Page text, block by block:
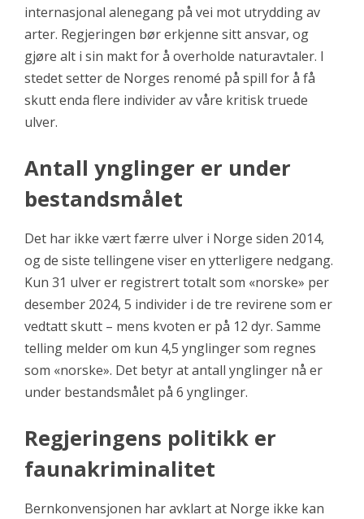
internasjonal alenegang på vei mot utrydding av
arter. Regjeringen bør erkjenne sitt ansvar, og
gjøre alt i sin makt for å overholde naturavtaler. I
stedet setter de Norges renomé på spill for å få
skutt enda flere individer av våre kritisk truede
ulver.
Antall ynglinger er under
bestandsmålet
Det har ikke vært færre ulver i Norge siden 2014,
og de siste tellingene viser en ytterligere nedgang.
Kun 31 ulver er registrert totalt som «norske» per
desember 2024, 5 individer i de tre revirene som er
vedtatt skutt – mens kvoten er på 12 dyr. Samme
telling melder om kun 4,5 ynglinger som regnes
som «norske». Det betyr at antall ynglinger nå er
under bestandsmålet på 6 ynglinger.
Regjeringens politikk er
faunakriminalitet
Bernkonvensjonen har avklart at Norge ikke kan